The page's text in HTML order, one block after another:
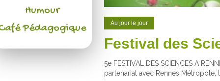
Au jour le jour
Festival des
5e FESTIVAL DES SCIENCES A
partenariat avec Rennes Métropole,
Humour
Pédagogique